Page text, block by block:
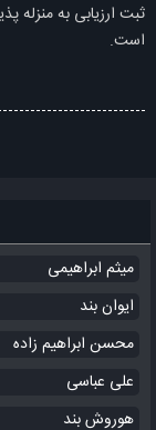
ثبت ارزیابی به منزله
است.
میثم ابراهیمی
ایوان بند
محسن ابراهیم زاده
علی عباسی
هوروش بند